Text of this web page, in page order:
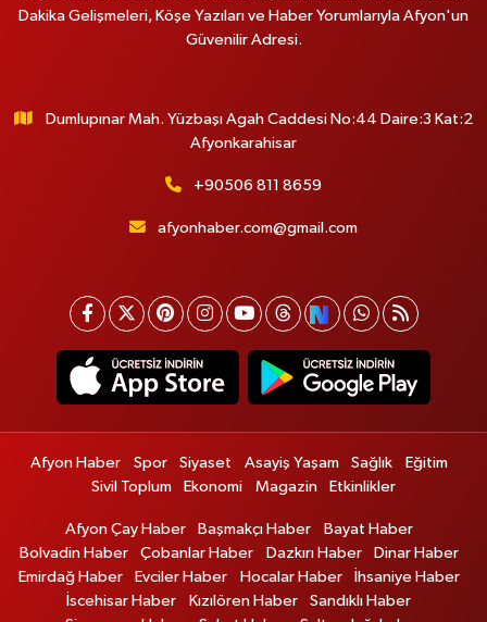
Dakika Gelişmeleri, Köşe Yazıları ve Haber Yorumlarıyla Afyon'un
Güvenilir Adresi.
Dumlupınar Mah. Yüzbaşı Agah Caddesi No:44 Daire:3 Kat:2
Afyonkarahisar
+90506 811 8659
afyonhaber.com@gmail.com
Afyon Haber Spor Siyaset Asayiş Yaşam Sağlık
Eğitim
Sivil Toplum
Ekonomi Magazin Etkinlikler
Afyon Çay Haber Başmakçı Haber
Bayat Haber
Bolvadin Haber
Çobanlar Haber Dazkırı Haber
Dinar Haber
Emirdağ Haber
Evciler Haber Hocalar Haber
İhsaniye Haber
İscehisar Haber
Kızılören Haber
Sandıklı Haber